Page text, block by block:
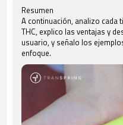
Resumen
A continuación, analizo cada
THC, explico las ventajas y
usuario, y señalo los
enfoque.